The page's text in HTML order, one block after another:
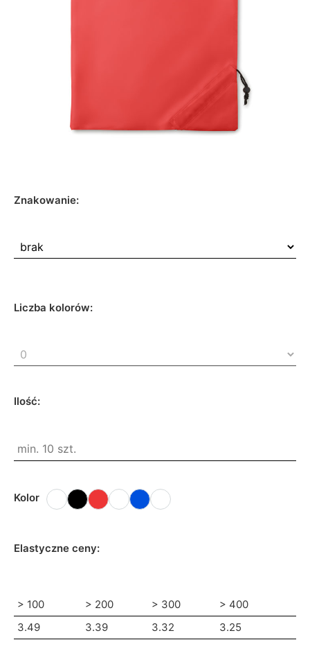
Znakowanie:
Liczba kolorów:
Ilość:
Kolor
Elastyczne ceny:
> 100 > 200 > 300
> 400
3.49
3.39 3.32 3.25